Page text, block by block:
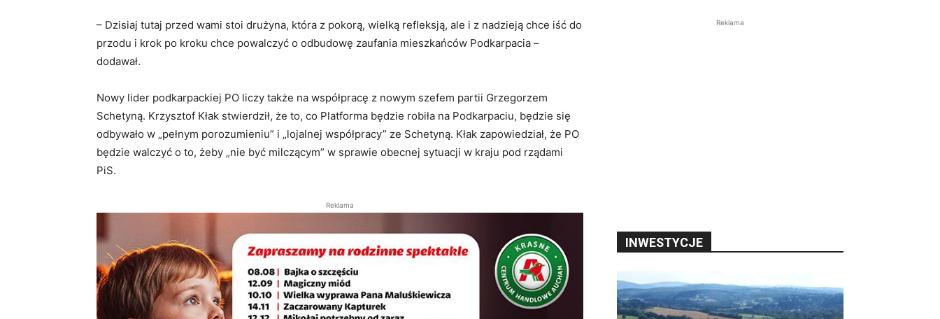
– Dzisiaj tutaj przed wami stoi drużyna, która z pokorą, wielką refleksją, ale i z nadzieją chce iść do
przodu i krok po kroku chce powalczyć o odbudowę zaufania mieszkańców Podkarpacia –
dodawał.
Nowy lider podkarpackiej PO liczy także na współpracę z nowym szefem partii Grzegorzem
Schetyną. Krzysztof Kłak stwierdził, że to, co Platforma będzie robiła na Podkarpaciu, będzie się
odbywało w „pełnym porozumieniu” i „lojalnej współpracy” ze Schetyną. Kłak zapowiedział, że PO
będzie walczyć o to, żeby „nie być milczącym” w sprawie obecnej sytuacji w kraju pod rządami
PiS.
Reklama
Reklama
INWESTYCJE